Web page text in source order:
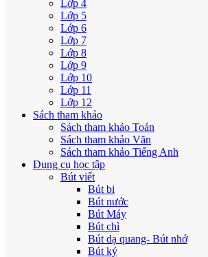
Lớp 4
Lớp 5
Lớp 6
Lớp 7
Lớp 8
Lớp 9
Lớp 10
Lớp 11
Lớp 12
Sách tham khảo
Sách tham khảo Toán
Sách tham khảo Văn
Sách tham khảo Tiếng Anh
Dụng cụ học tập
Bút viết
Bút bi
Bút nước
Bút Máy
Bút chì
Bút dạ quang- Bút nhớ
Bút ký